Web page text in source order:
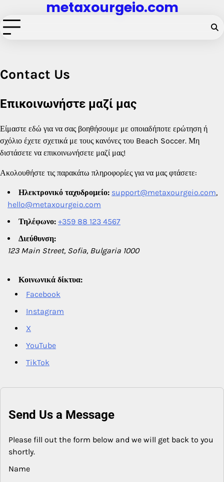
to
content
metaxourgeio.com
Contact Us
Επικοινωνήστε μαζί μας
Είμαστε εδώ για να σας βοηθήσουμε με οποιαδήποτε ερώτηση ή
σχόλιο έχετε σχετικά με τους κανόνες του Beach Soccer. Μη
διστάσετε να επικοινωνήσετε μαζί μας!
Ακολουθήστε τις παρακάτω πληροφορίες για να μας φτάσετε:
Ηλεκτρονικό ταχυδρομείο: support@metaxourgeio.com,
hello@metaxourgeio.com
Τηλέφωνο: +359 88 123 4567
Διεύθυνση:
123 Main Street, Sofia, Bulgaria 1000
Κοινωνικά δίκτυα:
Facebook
Instagram
X
YouTube
TikTok
Send Us a Message
Please fill out the form below and we will get back to you
shortly.
Name